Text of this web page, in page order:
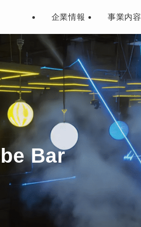
企業情報 事業内容
Bar